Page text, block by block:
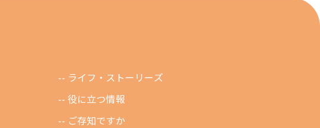
ライフ・ストーリーズ
役に立つ情報
ご存知ですか